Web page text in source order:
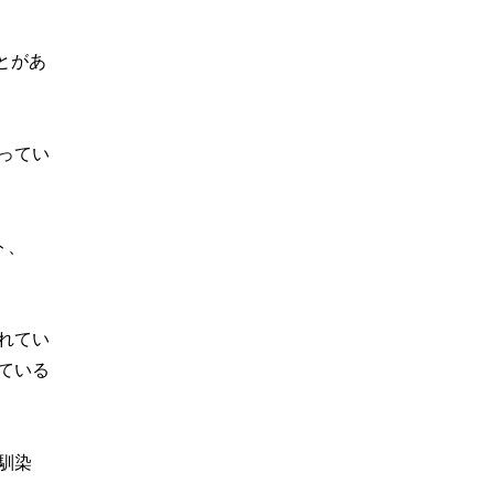
があ
てい
てい
いる
染